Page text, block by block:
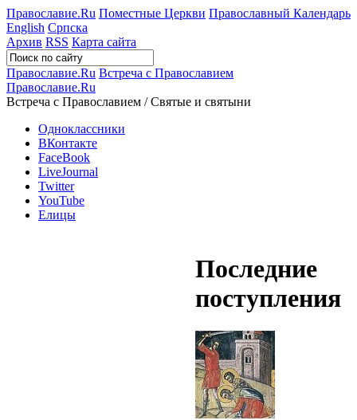
Православие.Ru Поместные Церкви Православный Календарь
English Српска
Архив RSS Карта сайта
Православие.Ru Встреча с Православием
Православие.Ru
Встреча с Православием / Святые и святыни
Одноклассники
ВКонтакте
FaceBook
LiveJournal
Twitter
YouTube
Елицы
Последние
поступления